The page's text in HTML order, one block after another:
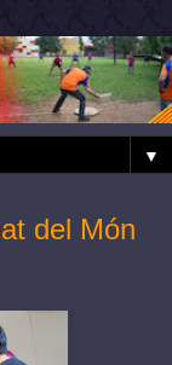
▼
del Món